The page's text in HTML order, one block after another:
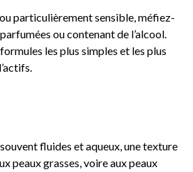
particulièrement sensible, méfiez-
ou contenant de l’alcool.
les plus simples et les plus
fluides et aqueux, une texture
peaux grasses, voire aux peaux